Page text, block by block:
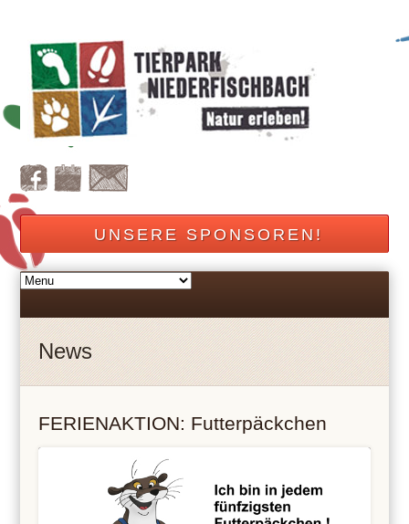
UNSERE SPONSOREN!
News
FERIENAKTION: Futterpäckchen